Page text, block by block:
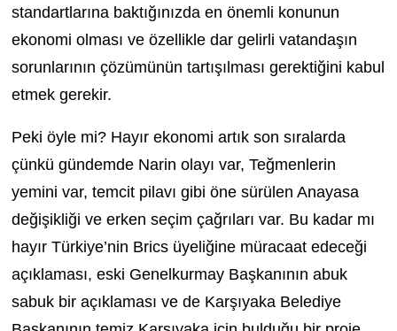
standartlarına baktığınızda en önemli konunun
ekonomi olması ve özellikle dar gelirli vatandaşın
sorunlarının çözümünün tartışılması gerektiğini kabul
etmek gerekir.
Peki öyle mi? Hayır ekonomi artık son sıralarda
çünkü gündemde Narin olayı var, Teğmenlerin
yemini var, temcit pilavı gibi öne sürülen Anayasa
değişikliği ve erken seçim çağrıları var. Bu kadar mı
hayır Türkiye’nin Brics üyeliğine müracaat edeceği
açıklaması, eski Genelkurmay Başkanının abuk
sabuk bir açıklaması ve de Karşıyaka Belediye